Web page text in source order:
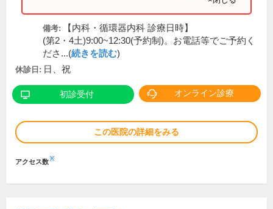
備考:
【内科・循環器内科 診療日時】
(第2・4土)9:00~12:30(予約制)。お電話等でご予約く
ださ...(続きを読む)
休診日: 日、祝
初診受付 オンライン診療
この医院の詳細をみる
アクセス数※